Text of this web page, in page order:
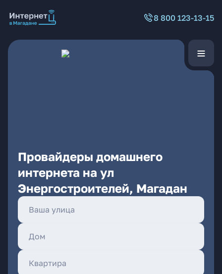
8 800 123-13-15
Провайдеры домашнего
интернета на ул
Энергостроителей, Магадан